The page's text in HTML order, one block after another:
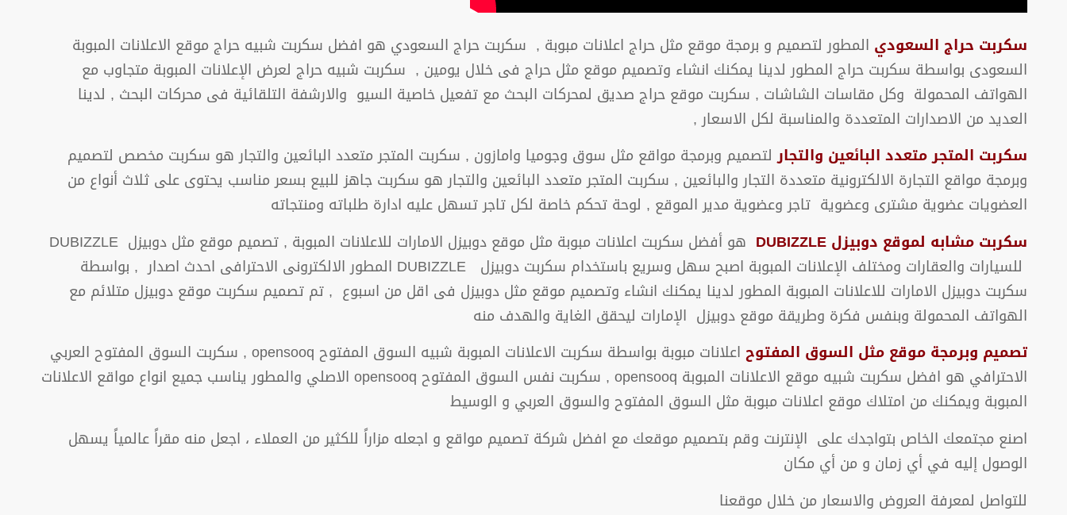
سكربت حراج السعودي المطور لتصميم و برمجة موقع مثل حراج اعلانات مبوبة , سكربت حراج السعودي هو افضل سكربت شبيه حراج موقع الاعلانات المبوبة
السعودى بواسطة سكربت حراج المطور لدينا يمكنك انشاء وتصميم موقع مثل حراج فى خلال يومين , سكربت شبيه حراج لعرض الإعلانات المبوبة متجاوب مع
الهواتف المحمولة وكل مقاسات الشاشات , سكربت موقع حراج صديق لمحركات البحث مع تفعيل خاصية السيو والارشفة التلقائية فى محركات البحث , لدينا
العديد من الاصدارات المتعددة والمناسبة لكل الاسعار ,
سكربت المتجر متعدد البائعين والتجارلتصميم وبرمجة مواقع مثل سوق وجوميا وامازون , سكربت المتجر متعدد البائعين والتجار هو سكربت مخصص لتصميم
وبرمجة مواقع التجارة الالكترونية متعددة التجار والبائعين , سكربت المتجر متعدد البائعين والتجار هو سكربت جاهز للبيع بسعر مناسب يحتوى على ثلاث أنواع من
العضويات عضوية مشترى وعضوية تاجر وعضوية مدير الموقع , لوحة تحكم خاصة لكل تاجر تسهل عليه ادارة طلباته ومنتجاته
سكربت مشابه لموقع دوبيزل DUBIZZLE
للسيارات والعقارات ومختلف الإعلانات المبوبة اصبح سهل وسريع باستخدام سكربت دوبيزل DUBIZZLE المطور الالكترونى الاحترافى احدث اصدار , بواسطة
سكربت دوبيزل الامارات للاعلانات المبوبة المطور لدينا يمكنك انشاء وتصميم موقع مثل دوبيزل فى اقل من اسبوع , تم تصميم سكربت موقع دوبيزل متلائم مع
الهواتف المحمولة وبنفس فكرة وطريقة موقع دوبيزل الإمارات ليحقق الغاية والهدف منه
تصميم وبرمجة موقع مثل السوق المفتوح
اعلانات مبوبة بواسطة سكربت الاعلانات المبوبة شبيه السوق المفتوح opensooq , سكربت السوق المفتوح العربي
الاحترافي هو افضل سكربت شبيه موقع الاعلانات المبوبة opensooq , سكربت نفس السوق المفتوح opensooq الاصلي والمطور يناسب جميع انواع مواقع الاعلانات
المبوبة ويمكنك من امتلاك موقع اعلانات مبوبة مثل السوق المفتوح والسوق العربي و الوسيط
اصنع مجتمعك الخاص بتواجدك على الإنترنت وقم بتصميم موقعك مع افضل شركة تصميم مواقع و اجعله مزاراً للكثير من العملاء ، اجعل منه مقراً عالمياً يسهل
الوصول إليه في أي زمان و من أي مكان
للتواصل لمعرفة العروض والاسعار من خلال موقعنا